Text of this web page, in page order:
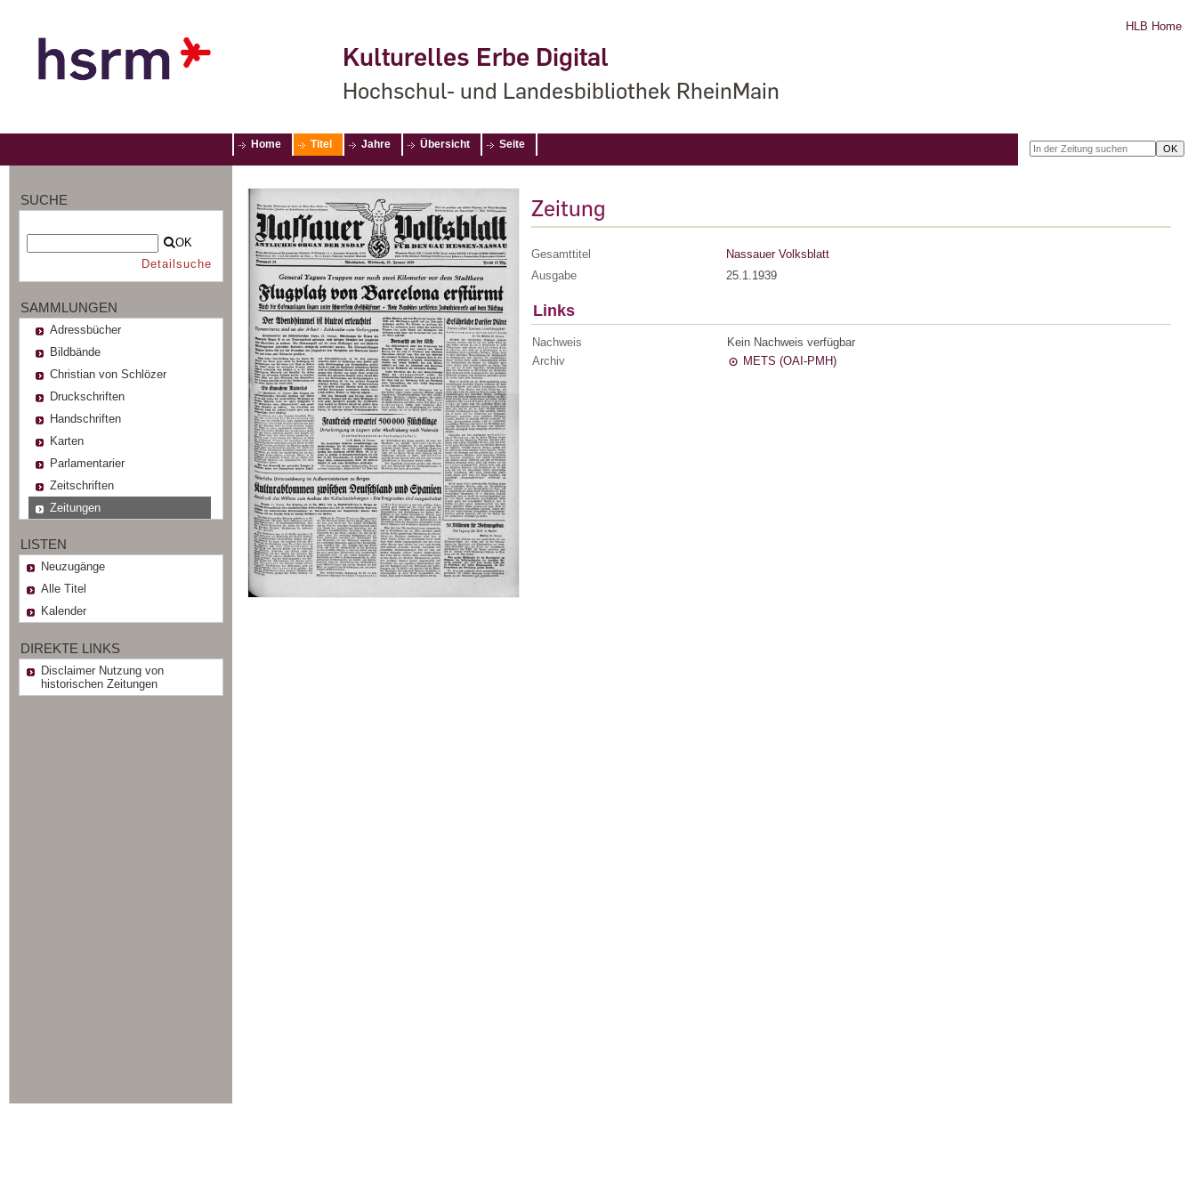
Kulturelles Erbe Digital
Hochschul- und Landesbibliothek RheinMain
HLB Home
Home Titel Jahre Übersicht Seite
SUCHE
OK
Detailsuche
SAMMLUNGEN
Adressbücher
Bildbände
Christian von Schlözer
Druckschriften
Handschriften
Karten
Parlamentarier
Zeitschriften
Zeitungen
LISTEN
Neuzugänge
Alle Titel
Kalender
DIREKTE LINKS
Disclaimer Nutzung von
historischen Zeitungen
Zeitung
Gesamttitel
Nassauer Volksblatt
Ausgabe
25.1.1939
Links
Nachweis
Kein Nachweis verfügbar
Archiv
METS (OAI-PMH)